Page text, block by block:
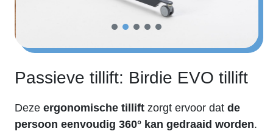
Passieve tillift: Birdie EVO tillift
Deze ergonomische tillift zorgt ervoor dat de
persoon eenvoudig 360° kan gedraaid worden.